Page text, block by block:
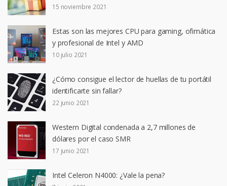
15 noviembre 2021
Estas son las mejores CPU para gaming, ofimática
y profesional de Intel y AMD
10 julio 2021
¿Cómo consigue el lector de huellas de tu portátil
identificarte sin fallar?
22 junio 2021
Western Digital condenada a 2,7 millones de
dólares por el caso SMR
17 junio 2021
Intel Celeron N4000: ¿Vale la pena?